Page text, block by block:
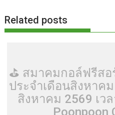
Related posts
⛳️ สมาคมกอล์ฟรีส
ประจำเดือนสิงหาค
สิงหาคม 2569 เว
Poonpoon